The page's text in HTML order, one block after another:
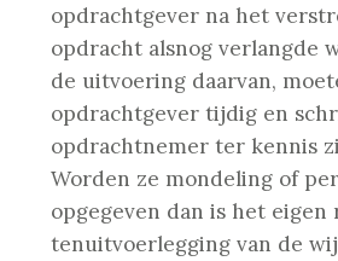
opdrachtgever na het
opdracht alsnog verlangde
de uitvoering daarvan,
opdrachtgever tijdig en
opdrachtnemer ter kennis
Worden ze mondeling of
opgegeven dan is het eigen
tenuitvoerlegging van de